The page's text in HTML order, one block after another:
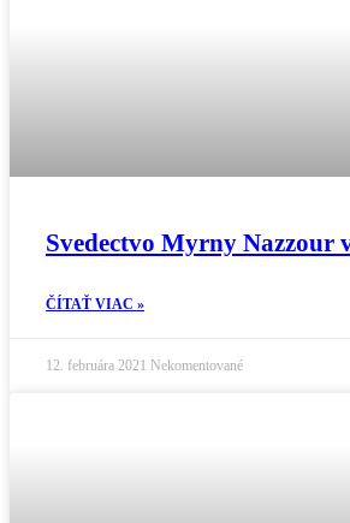
Svedectvo Myrny Nazzour
ČÍTAŤ VIAC »
12. februára 2021 Nekomentované